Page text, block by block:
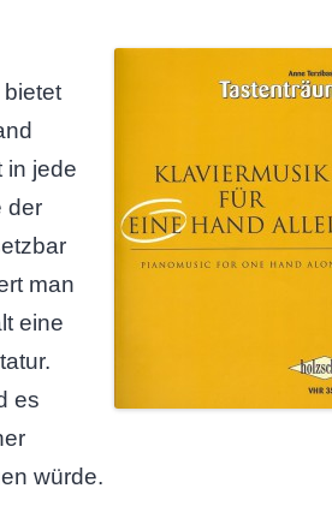
bietet
in jede
der
man
eine
es
würde.